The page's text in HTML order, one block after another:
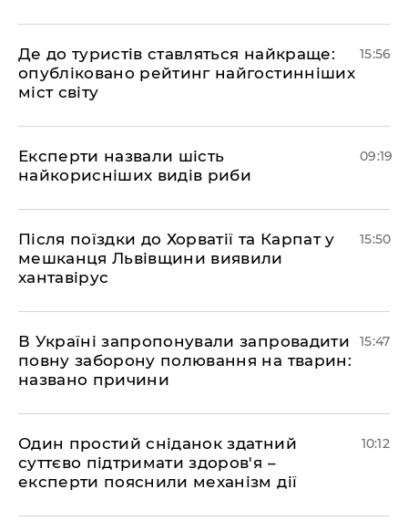
Де до туристів ставляться найкраще:
опубліковано рейтинг найгостинніших
міст світу
15:56
Експерти назвали шість
найкорисніших видів риби
09:19
Після поїздки до Хорватії та Карпат у
мешканця Львівщини виявили
хантавірус
15:50
В Україні запропонували запровадити
повну заборону полювання на тварин:
названо причини
15:47
Один простий сніданок здатний
суттєво підтримати здоров'я –
експерти пояснили механізм дії
10:12